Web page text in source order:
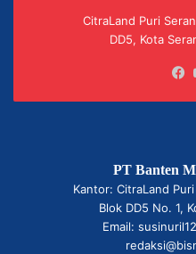
CitraLand Puri
DD5, Kota
PT Banten
Kantor: CitraLand
Blok DD5 No. 1,
Email: